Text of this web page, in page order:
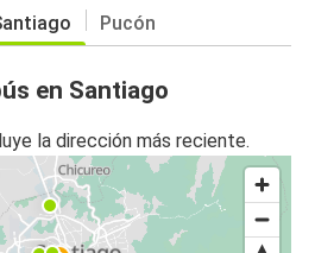
Pucón
en Santiago
la dirección más reciente.